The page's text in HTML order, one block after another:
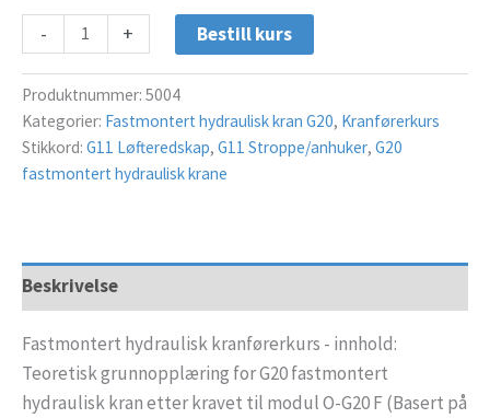
- + Bestill kurs
Produktnummer: 5004
Kategorier: Fastmontert hydraulisk kran G20, Kranførerkurs
Stikkord: G11 Løfteredskap, G11 Stroppe/anhuker, G20
fastmontert hydraulisk krane
Beskrivelse
Fastmontert hydraulisk kranførerkurs - innhold:
Teoretisk grunnopplæring for G20 fastmontert
hydraulisk kran etter kravet til modul O-G20 F (Basert på